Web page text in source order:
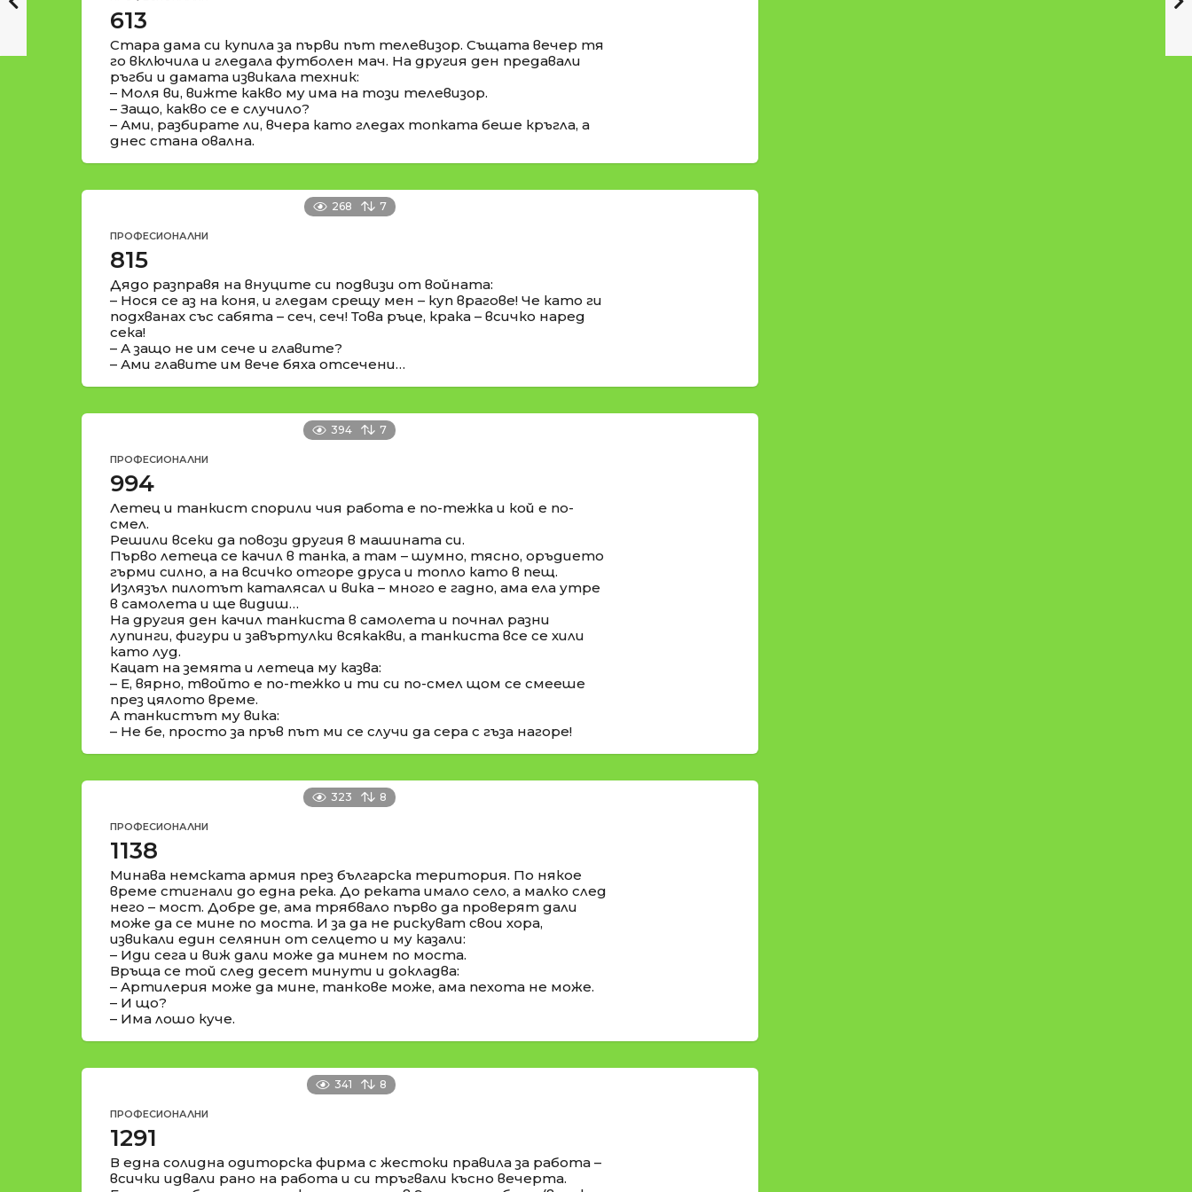
613
Стара дама си купила за първи път телевизор. Същата вечер тя
го включила и гледала футболен мач. На другия ден предавали
ръгби и дамата извикала техник:
– Моля ви, вижте какво му има на този телевизор.
– Защо, какво се е случило?
– Ами, разбирате ли, вчера като гледах топката беше кръгла, а
днес стана овална.
268 7
ПРОФЕСИОНАЛНИ
815
Дядо разправя на внуците си подвизи от войната:
– Нося се аз на коня, и гледам срещу мен – куп врагове! Че като ги
подхванах със сабята – сеч, сеч! Това ръце, крака – всичко наред
сека!
– А защо не им сече и главите?
– Ами главите им вече бяха отсечени…
394 7
ПРОФЕСИОНАЛНИ
994
Летец и танкист спорили чия работа е по-тежка и кой е по-
смел.
Решили всеки да повози другия в машината си.
Първо летеца се качил в танка, а там – шумно, тясно, оръдието
гърми силно, а на всичко отгоре друса и топло като в пещ.
Излязъл пилотът каталясал и вика – много е гадно, ама ела утре
в самолета и ще видиш…
На другия ден качил танкиста в самолета и почнал разни
лупинги, фигури и завъртулки всякакви, а танкиста все се хили
като луд.
Кацат на земята и летеца му казва:
– Е, вярно, твойто е по-тежко и ти си по-смел щом се смееше
през цялото време.
А танкистът му вика:
– Не бе, просто за пръв път ми се случи да сера с гъза нагоре!
323 8
ПРОФЕСИОНАЛНИ
1138
Минава немската армия през българска територия. По някое
време стигнали до една река. До реката имало село, а малко след
него – мост. Добре де, ама трябвало първо да проверят дали
може да се мине по моста. И за да не рискуват свои хора,
извикали един селянин от селцето и му казали:
– Иди сега и виж дали може да минем по моста.
Връща се той след десет минути и докладва:
– Артилерия може да мине, танкове може, ама пехота не може.
– И що?
– Има лошо куче.
341 8
ПРОФЕСИОНАЛНИ
1291
В една солидна одиторска фирма с жестоки правила за работа –
всички идвали рано на работа и си тръгвали късно вечерта.